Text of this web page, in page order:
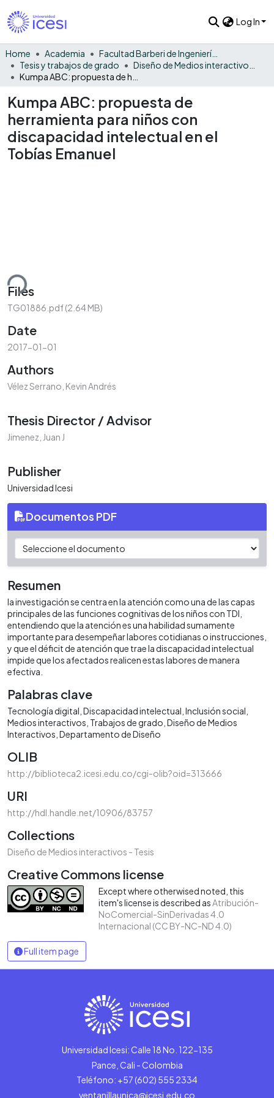
Log In
Home Academia
Facultad Barberi de Ingeniería, Diseño y Ciencias Aplicadas
Tesis y trabajos de grado
Kumpa ABC: propuesta de
herramienta para niños con
discapacidad intelectual en el
Tobías Emanuel
Files
TG01886.pdf(2.64 MB)
Date
2017-01-01
Authors
Vélez Serrano, Kevin Andrés
Thesis Director / Advisor
Jimenez, Juan J
Publisher
Universidad Icesi
Documentos PDF
Resumen
la investigación se centra en la atención como una de las capas
principales de las funciones cognitivas de los niños con TDI,
entendiendo que la atención es una habilidad sumamente
importante para desempeñar labores cotidianas o instrucciones,
y que el déficit de atención que trae la discapacidad intelectual
impide que los afectados realicen estas labores de manera
efectiva.
Palabras clave
Tecnología digital Discapacidad intelectual Inclusión social
Medios interactivos Trabajos de grado Diseño de Medios
Interactivos Departamento de Diseño
OLIB
http://biblioteca2.icesi.edu.co/cgi-olib?oid=313666
URI
http://hdl.handle.net/10906/83757
Collections
Diseño de Medios interactivos - Tesis
Creative Commons license
Except where otherwised noted, this
item's license is described asAtribución-
NoComercial-SinDerivadas 4.0
Internacional (CC BY-NC-ND 4.0)
Full item page
Universidad Icesi: Calle 18 No. 122-135
Pance, Cali - Colombia
Teléfono: +57 (602) 555 2334
ventanillaunica@icesi.edu.co